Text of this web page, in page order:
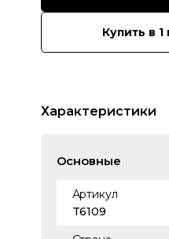
Купить в 1
Характеристики
Основные
Артикул
T6109